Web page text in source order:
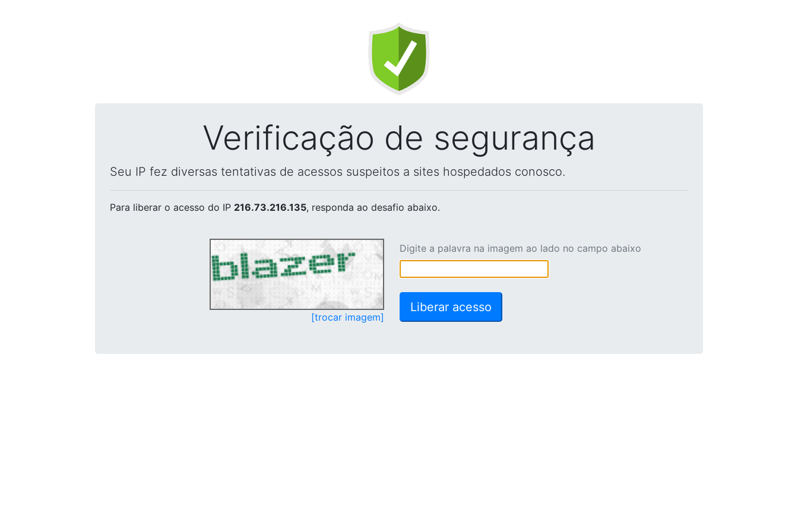
Verificação de segurança
Seu IP fez diversas tentativas de acessos suspeitos a sites hospedados conosco.
Para liberar o acesso do IP 216.73.216.135, responda ao desafio abaixo.
[trocar imagem]
Digite a palavra na imagem ao lado no campo abaixo